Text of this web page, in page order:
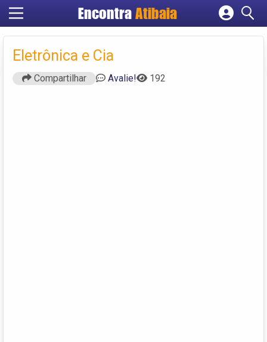
Encontra Atibaia
Cadastrar empresa
Eletrônica e Cia
Compartilhar Avalie! 192